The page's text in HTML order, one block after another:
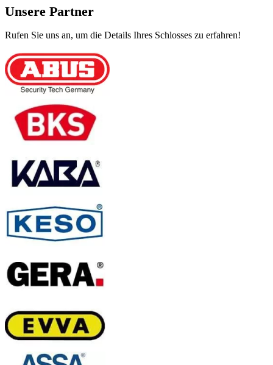
Unsere Partner
Rufen Sie uns an, um die Details Ihres Schlosses zu erfahren!